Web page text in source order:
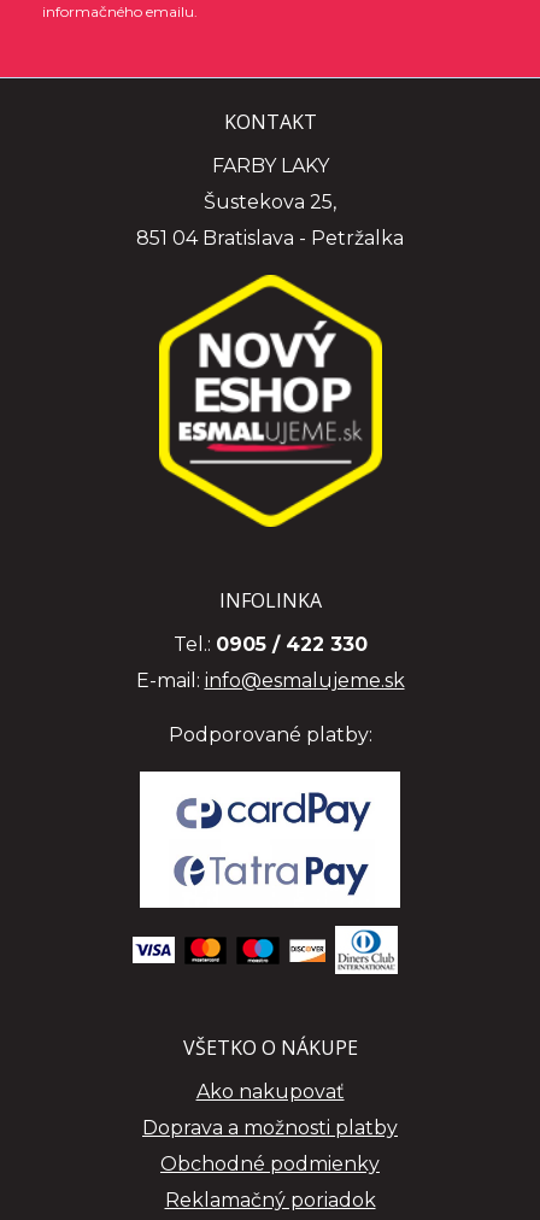
informačného emailu.
KONTAKT
FARBY LAKY
Šustekova 25,
851 04 Bratislava - Petržalka
INFOLINKA
Tel.: 0905 / 422 330
E-mail: info@esmalujeme.sk
Podporované platby:
VŠETKO O NÁKUPE
Ako nakupovať
Doprava a možnosti platby
Obchodné podmienky
Reklamačný poriadok